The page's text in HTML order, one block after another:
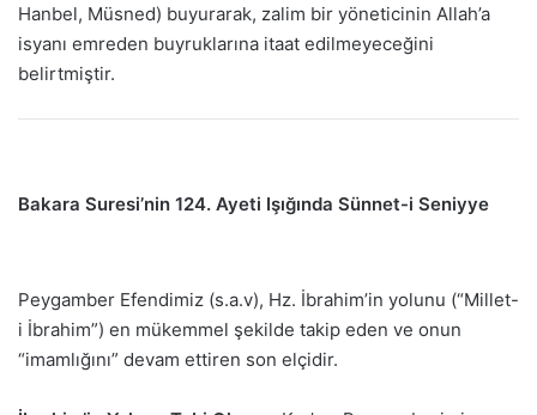
Hanbel, Müsned) buyurarak, zalim bir yöneticinin Allah’a
isyanı emreden buyruklarına itaat edilmeyeceğini
belirtmiştir.
Bakara Suresi’nin 124. Ayeti Işığında Sünnet-i Seniyye
Peygamber Efendimiz (s.a.v), Hz. İbrahim’in yolunu (“Millet-
i İbrahim”) en mükemmel şekilde takip eden ve onun
“imamlığını” devam ettiren son elçidir.